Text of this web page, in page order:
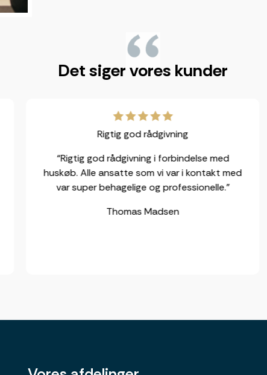
"
Det siger vores kunder
Rigtig god rådgivning
“Rigtig god rådgivning i forbindelse med
huskøb. Alle ansatte som vi var i kontakt med
var super behagelige og professionelle.”
Thomas Madsen